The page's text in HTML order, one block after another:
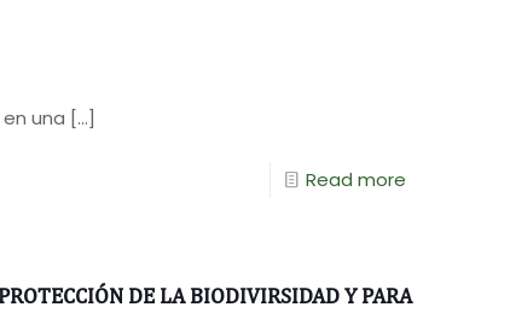
una […]
Read more
DE LA BIODIVIRSIDAD Y PARA